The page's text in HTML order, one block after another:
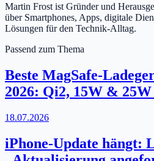
Martin Frost ist Gründer und
über Smartphones, Apps, digitale
Lösungen für den Technik-Alltag.
Passend zum Thema
Beste MagSafe-
2026: Qi2, 15W &
18.07.2026
iPhone-Update hängt: